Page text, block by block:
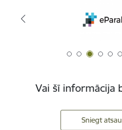
Vai šī informācija
Sniegt